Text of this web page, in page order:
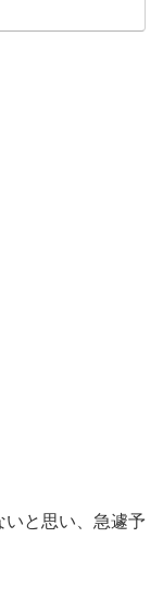
と思い、急遽予